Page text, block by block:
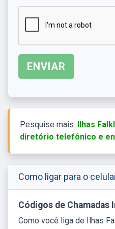
Pesquise mais: Ilhas
diretório telefônico e
Como ligar para o
Códigos de Chamadas
Como você liga de Ilhas